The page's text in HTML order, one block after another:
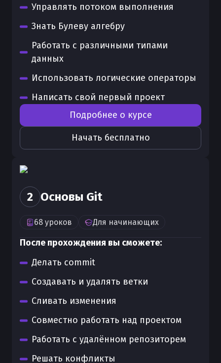
Управлять потоком выполнения
Знать Булеву алгебру
Работать с различными типами
данных
Использовать логические операторы
Написать свой первый проект
Начать бесплатно
Подробнее о курсе
2 Основы Git
68 уроков Для начинающих
После прохождения вы сможете:
Делать commit
Создавать и удалять ветки
Сливать изменения
Совместно работать над проектом
Работать с удалённом репозиторем
Решать конфликты